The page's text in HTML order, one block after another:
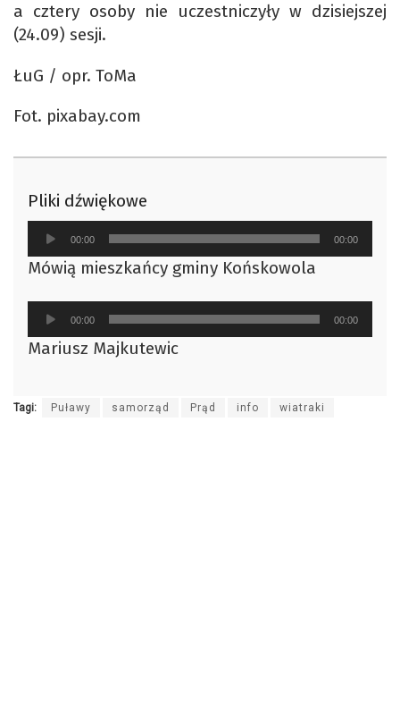
a cztery osoby nie uczestniczyły w dzisiejszej
(24.09) sesji.
ŁuG / opr. ToMa
Fot. pixabay.com
Pliki dźwiękowe
Odtwarzacz
plików
dźwiękowych
00:00 00:00
Mówią mieszkańcy gminy Końskowola
Odtwarzacz
plików
dźwiękowych
00:00 00:00
Mariusz Majkutewic
Tagi: Puławy samorząd Prąd info wiatraki